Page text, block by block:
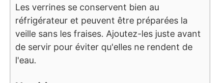
Les verrines se conservent bien au
réfrigérateur et peuvent être préparées la
veille sans les fraises. Ajoutez-les juste avant
de servir pour éviter qu'elles ne rendent de
l'eau.